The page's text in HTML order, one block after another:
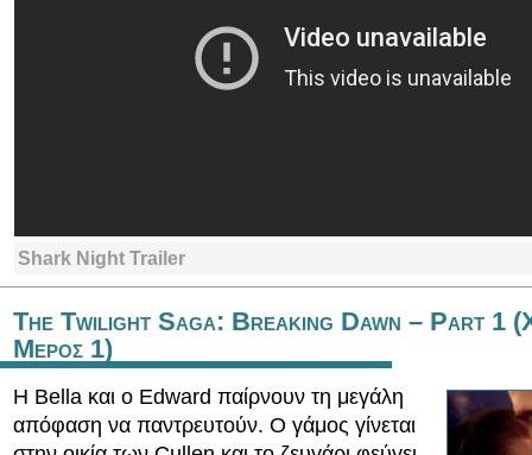
Shark Night Trailer
The Twilight Saga: Breaking Dawn – Part 1
Μερος 1)
Η Bella και ο Edward παίρνουν τη μεγάλη
απόφαση να παντρευτούν. Ο γάμος γίνεται